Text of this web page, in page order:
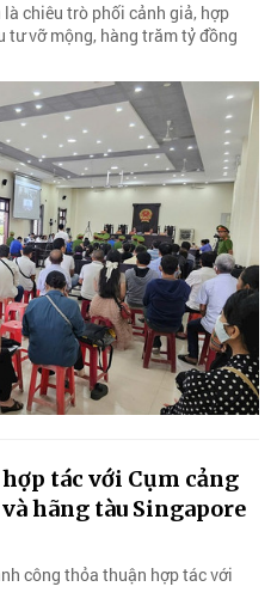
chiêu trò phối cảnh giả, hợp
tư vỡ mộng, hàng trăm tỷ đồng
tác với Cụm cảng
hãng tàu Singapore
công thỏa thuận hợp tác với